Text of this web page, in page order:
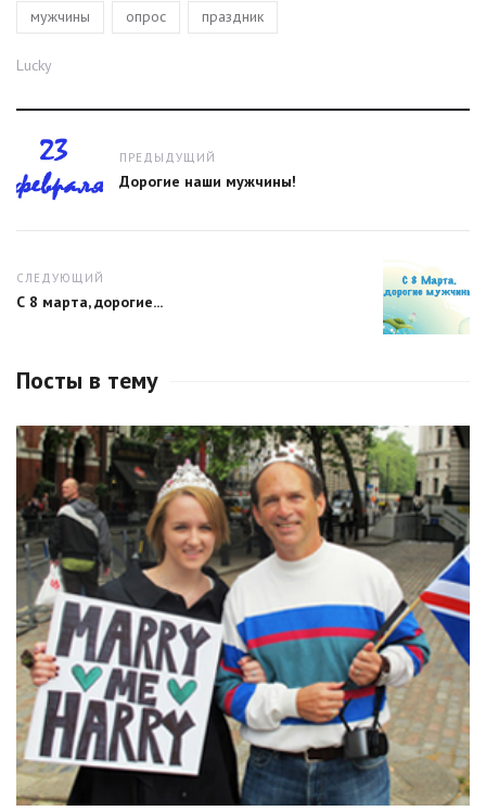
Теги
мужчины опрос праздник
Автор
Lucky
НавигацияПРЕДЫДУЩИЙ
Предыдущий
Дорогие наши мужчины!
СЛЕДУЮЩИЙ
Следующий
С 8 марта, дорогие...
Посты в тему